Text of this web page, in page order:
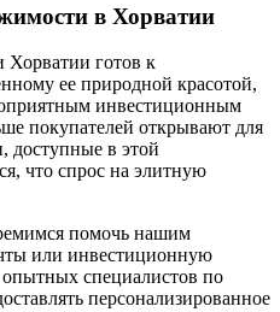
в Хорватии
готов к
ее природной красотой,
инвестиционным
покупателей открывают для
доступные в этой
что спрос на элитную
помочь нашим
или инвестиционную
специалистов по
персонализированное